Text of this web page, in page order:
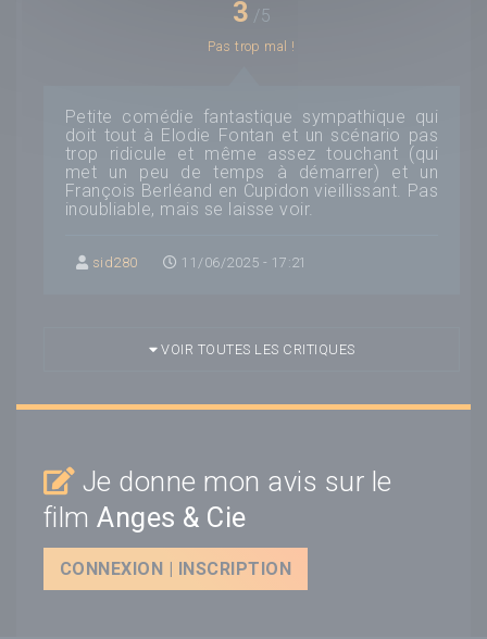
3 /5
Pas trop mal !
Petite comédie fantastique sympathique qui
doit tout à Elodie Fontan et un scénario pas
trop ridicule et même assez touchant (qui
met un peu de temps à démarrer) et un
François Berléand en Cupidon vieillissant. Pas
inoubliable, mais se laisse voir.
sid280 11/06/2025 - 17:21
VOIR TOUTES LES CRITIQUES
Je donne mon avis sur le
filmAnges & Cie
CONNEXION | INSCRIPTION